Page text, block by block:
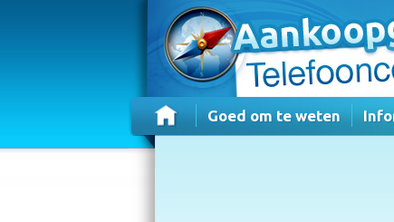
Goed om te weten